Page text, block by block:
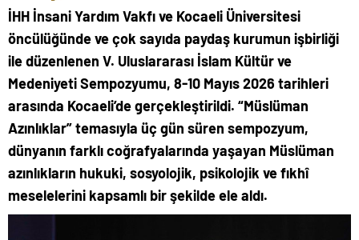
İHH İnsani Yardım Vakfı ve Kocaeli Üniversitesi
öncülüğünde ve çok sayıda paydaş kurumun işbirliği
ile düzenlenen V. Uluslararası İslam Kültür ve
Medeniyeti Sempozyumu, 8-10 Mayıs 2026 tarihleri
arasında Kocaeli’de gerçekleştirildi. “Müslüman
Azınlıklar” temasıyla üç gün süren sempozyum,
dünyanın farklı coğrafyalarında yaşayan Müslüman
azınlıkların hukuki, sosyolojik, psikolojik ve fıkhî
meselelerini kapsamlı bir şekilde ele aldı.